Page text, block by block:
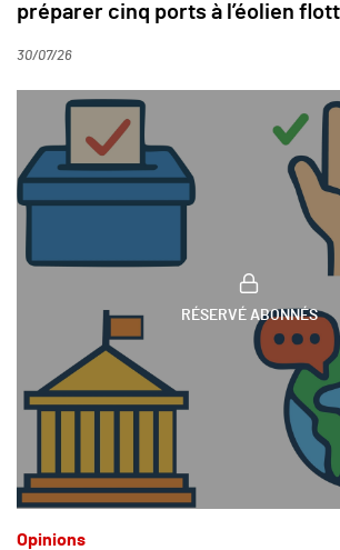
préparer cinq ports à l’éolien
30/07/26
RÉSERVÉ ABONNÉS
Opinions